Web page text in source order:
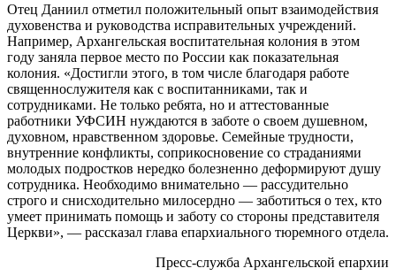
Отец Даниил отметил положительный опыт взаимодействия
духовенства и руководства исправительных учреждений.
Например, Архангельская воспитательная колония в этом
году заняла первое место по России как показательная
колония. «Достигли этого, в том числе благодаря работе
священнослужителя как с воспитанниками, так и
сотрудниками. Не только ребята, но и аттестованные
работники УФСИН нуждаются в заботе о своем душевном,
духовном, нравственном здоровье. Семейные трудности,
внутренние конфликты, соприкосновение со страданиями
молодых подростков нередко болезненно деформируют душу
сотрудника. Необходимо внимательно — рассудительно
строго и снисходительно милосердно — заботиться о тех, кто
умеет принимать помощь и заботу со стороны представителя
Церкви», — рассказал глава епархиального тюремного отдела.
Пресс-служба Архангельской епархии